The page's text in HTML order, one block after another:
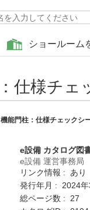
ショールーム
仕様チェ
能門柱：仕様チェックシ
e設備 カタログ図
e設備 運営事務局
リンク情報 : あり
発行年月 : 2024年
総ページ数 : 27